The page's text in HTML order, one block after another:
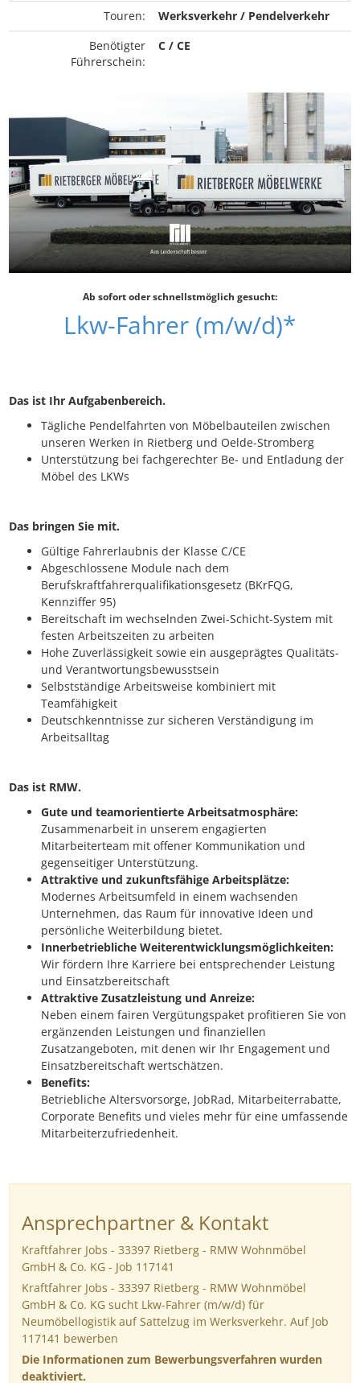
Touren:
Werksverkehr / Pendelverkehr
Benötigter
Führerschein:
C / CE
Ab sofort oder schnellstmöglich gesucht:
Lkw-Fahrer (m/w/d)*
Das ist Ihr Aufgabenbereich.
Tägliche Pendelfahrten von Möbelbauteilen zwischen
unseren Werken in Rietberg und Oelde-Stromberg
Unterstützung bei fachgerechter Be- und Entladung der
Möbel des LKWs
Das bringen Sie mit.
Gültige Fahrerlaubnis der Klasse C/CE
Abgeschlossene Module nach dem
Berufskraftfahrerqualifikationsgesetz (BKrFQG,
Kennziffer 95)
Bereitschaft im wechselnden Zwei-Schicht-System mit
festen Arbeitszeiten zu arbeiten
Hohe Zuverlässigkeit sowie ein ausgeprägtes Qualitäts-
und Verantwortungsbewusstsein
Selbstständige Arbeitsweise kombiniert mit
Teamfähigkeit
Deutschkenntnisse zur sicheren Verständigung im
Arbeitsalltag
Das ist RMW.
Gute und teamorientierte Arbeitsatmosphäre:
Zusammenarbeit in unserem engagierten
Mitarbeiterteam mit offener Kommunikation und
gegenseitiger Unterstützung.
Attraktive und zukunftsfähige Arbeitsplätze:
Modernes Arbeitsumfeld in einem wachsenden
Unternehmen, das Raum für innovative Ideen und
persönliche Weiterbildung bietet.
Innerbetriebliche Weiterentwicklungsmöglichkeiten:
Wir fördern Ihre Karriere bei entsprechender Leistung
und Einsatzbereitschaft
Attraktive Zusatzleistung und Anreize:
Neben einem fairen Vergütungspaket profitieren Sie von
ergänzenden Leistungen und finanziellen
Zusatzangeboten, mit denen wir Ihr Engagement und
Einsatzbereitschaft wertschätzen.
Benefits:
Betriebliche Altersvorsorge, JobRad, Mitarbeiterrabatte,
Corporate Benefits und vieles mehr für eine umfassende
Mitarbeiterzufriedenheit.
Ansprechpartner & Kontakt
Kraftfahrer Jobs - 33397 Rietberg - RMW Wohnmöbel
GmbH & Co. KG - Job 117141
Kraftfahrer Jobs - 33397 Rietberg - RMW Wohnmöbel
GmbH & Co. KG sucht Lkw-Fahrer (m/w/d) für
Neumöbellogistik auf Sattelzug im Werksverkehr. Auf Job
117141 bewerben
Die Informationen zum Bewerbungsverfahren wurden
deaktiviert.